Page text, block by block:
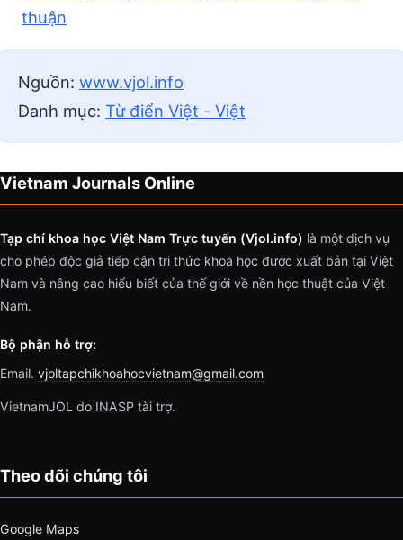
thuận
Nguồn: www.vjol.info
Danh mục: Từ điển Việt - Việt
Vietnam Journals Online
Tạp chí khoa học Việt Nam Trực tuyến (Vjol.info) là một dịch vụ
cho phép độc giả tiếp cận tri thức khoa học được xuất bản tại Việt
Nam và nâng cao hiểu biết của thế giới về nền học thuật của Việt
Nam.
Bộ phận hỗ trợ:
Email. vjoltapchikhoahocvietnam@gmail.com
VietnamJOL do INASP tài trợ.
Theo dõi chúng tôi
Google Maps